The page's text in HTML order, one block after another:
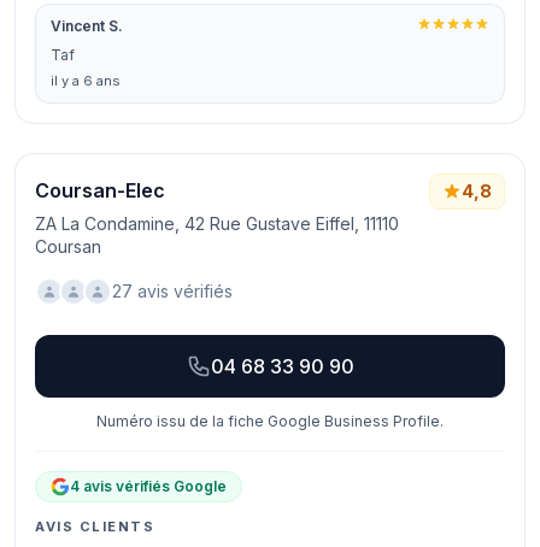
Vincent S.
Taf
il y a 6 ans
Coursan-Elec
ZA La Condamine, 42 Rue Gustave Eiffel, 11110
Coursan
4,8
27 avis vérifiés
04 68 33 90 90
Numéro issu de la fiche Google Business Profile.
4 avis vérifiés Google
AVIS CLIENTS